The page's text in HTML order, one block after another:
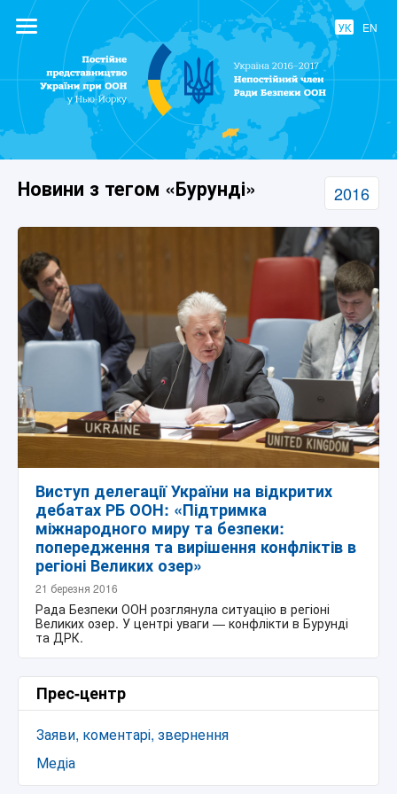
УК EN
Постійне
представництво
України при
Новини з тегом «Бурунді» 2016
Виступ делегації України на відкритих
дебатах РБ ООН: «Підтримка
міжнародного миру та безпеки:
попередження та вирішення конфліктів в
регіоні Великих озер»
21 березня 2016
Рада Безпеки ООН розглянула ситуацію в регіоні
Великих озер. У центрі уваги — конфлікти в Бурунді
та ДРК.
Прес-центр
Заяви, коментарі, звернення
Медіа